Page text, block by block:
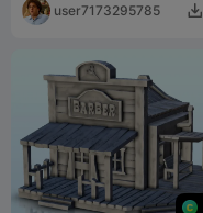
user7173295785 